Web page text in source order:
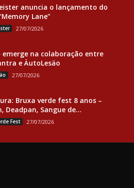
anuncia o lançamento do
Lane”
27/07/2026
emerge na colaboração entre
e ÄutoLesäo
27/07/2026
Bruxa verde fest 8 anos –
Deadpan, Sangue de...
Fest 27/07/2026